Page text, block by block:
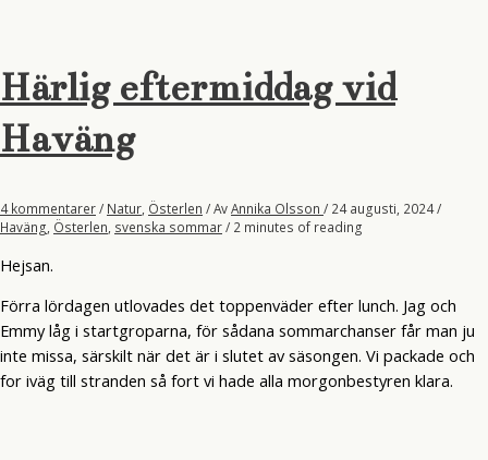
Härlig eftermiddag vid
Haväng
4 kommentarer/ Natur Österlen / AvAnnika Olsson / 24 augusti, 2024/
Haväng Österlen svenska sommar/ 2 minutes of reading
Hejsan.
Förra lördagen utlovades det toppenväder efter lunch. Jag och
Emmy låg i startgroparna, för sådana sommarchanser får man ju
inte missa, särskilt när det är i slutet av säsongen. Vi packade och
for iväg till stranden så fort vi hade alla morgonbestyren klara.